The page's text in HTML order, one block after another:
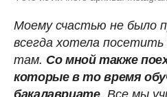
Моему счастью не было
всегда хотела
там. Со мной также
которые в то время
бакалавриате. Все мы